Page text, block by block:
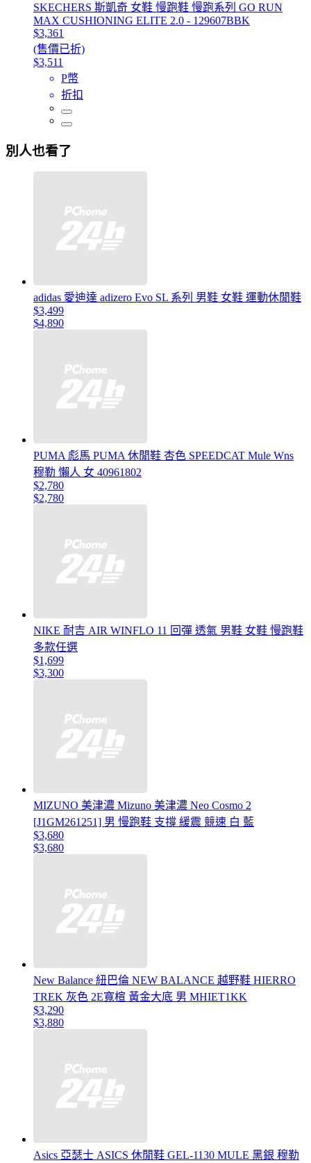
SKECHERS 斯凱奇 女鞋 慢跑鞋 慢跑系列 GO RUN
MAX CUSHIONING ELITE 2.0 - 129607BBK
$3,361
(售價已折)
$3,511
P幣
折扣
別人也看了
adidas 愛迪達 adizero Evo SL 系列 男鞋 女鞋 運動休閒鞋
$3,499
$4,890
PUMA 彪馬 PUMA 休閒鞋 杏色 SPEEDCAT Mule Wns
穆勒 懶人 女 40961802
$2,780
$2,780
NIKE 耐吉 AIR WINFLO 11 回彈 透氣 男鞋 女鞋 慢跑鞋
多款任選
$1,699
$3,300
MIZUNO 美津濃 Mizuno 美津濃 Neo Cosmo 2
[J1GM261251] 男 慢跑鞋 支撐 緩震 競速 白 藍
$3,680
$3,680
New Balance 紐巴倫 NEW BALANCE 越野鞋 HIERRO
TREK 灰色 2E寬楦 黃金大底 男 MHIET1KK
$3,290
$3,880
Asics 亞瑟士 ASICS 休閒鞋 GEL-1130 MULE 黑銀 穆勒